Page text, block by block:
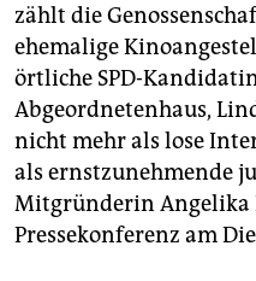
zählt die
ehemalige
örtliche SPD-
Abgeordnetenhaus,
nicht mehr als lose
als ernstzunehmende
Mitgründerin Angelika
Pressekonferenz am